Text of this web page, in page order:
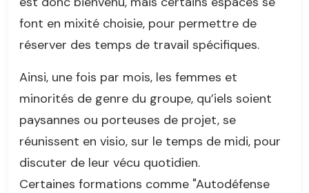
font en mixité choisie, pour permettre de
réserver des temps de travail spécifiques.
Ainsi, une fois par mois, les femmes et
minorités de genre du groupe, qu’iels soient
paysannes ou porteuses de projet, se
réunissent en visio, sur le temps de midi, pour
discuter de leur vécu quotidien.
Certaines formations comme "Autodéfense